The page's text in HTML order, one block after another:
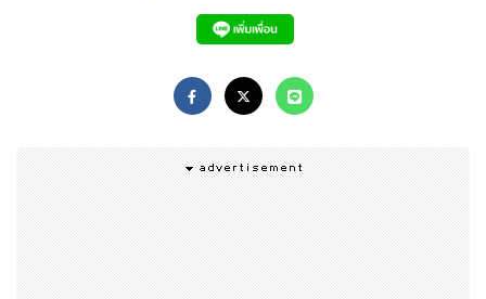
ม่ค้าออนไลน์ที่ต้องการส่งพัสดุขนาดใหญ่
รโซลูชันดิจิทัลแบบครบวงจร ได้แก่
การพิมพ์ใบจัดส่งแบบอัจฉริยะเชื่อมต่อโดยตรงกับแพลตฟอร์
มหลักอย่าง Shopee, Lazada, Facebookliveและอื่น ๆ
-ezShop(อีซี่ช้อป)เป็นERPที่ช่วยจัดการคำสั่งซื้อหลายช่อง
ทางแบบครบวงจรในที่เดียวแบบOne-Stop Serviceเหมาะ